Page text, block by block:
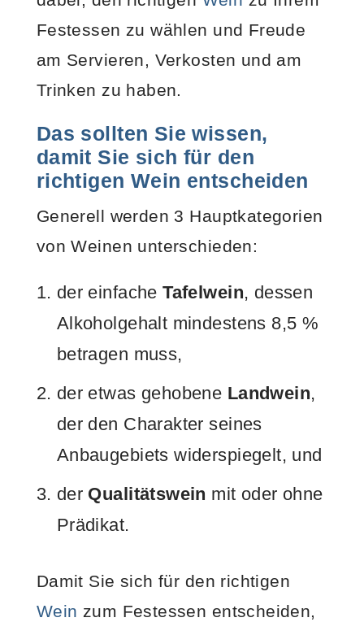
Festessen zu wählen und Freude
am Servieren, Verkosten und am
Trinken zu haben.
Das sollten Sie wissen,
damit Sie sich für den
richtigen Wein entscheiden
Generell werden 3 Hauptkategorien
von Weinen unterschieden:
der einfacheTafelwein, dessen
Alkoholgehalt mindestens 8,5 %
betragen muss,
der etwas gehobene Landwein,
der den Charakter seines
Anbaugebiets widerspiegelt, und
der Qualitätswein mit oder ohne
Prädikat.
Damit Sie sich für den richtigen
Wein zum Festessen entscheiden,